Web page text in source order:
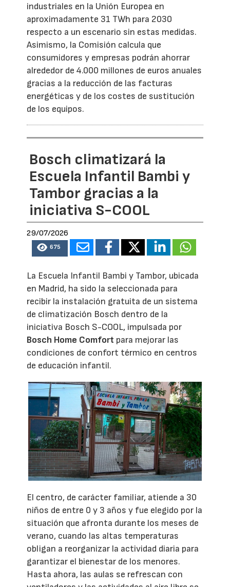
industriales en la Unión Europea en
aproximadamente 31 TWh para 2030
respecto a un escenario sin estas medidas.
Asimismo, la Comisión calcula que
consumidores y empresas podrán ahorrar
alrededor de 4.000 millones de euros anuales
gracias a la reducción de las facturas
energéticas y de los costes de sustitución
de los equipos.
Bosch climatizará la
Escuela Infantil Bambi y
Tambor gracias a la
iniciativa S-COOL
29/07/2026
675
La Escuela Infantil Bambi y Tambor, ubicada
en Madrid, ha sido la seleccionada para
recibir la instalación gratuita de un sistema
de climatización Bosch dentro de la
iniciativa Bosch S-COOL, impulsada por
Bosch Home Comfort para mejorar las
condiciones de confort térmico en centros
de educación infantil.
El centro, de carácter familiar, atiende a 30
niños de entre 0 y 3 años y fue elegido por la
situación que afronta durante los meses de
verano, cuando las altas temperaturas
obligan a reorganizar la actividad diaria para
garantizar el bienestar de los menores.
Hasta ahora, las aulas se refrescan con